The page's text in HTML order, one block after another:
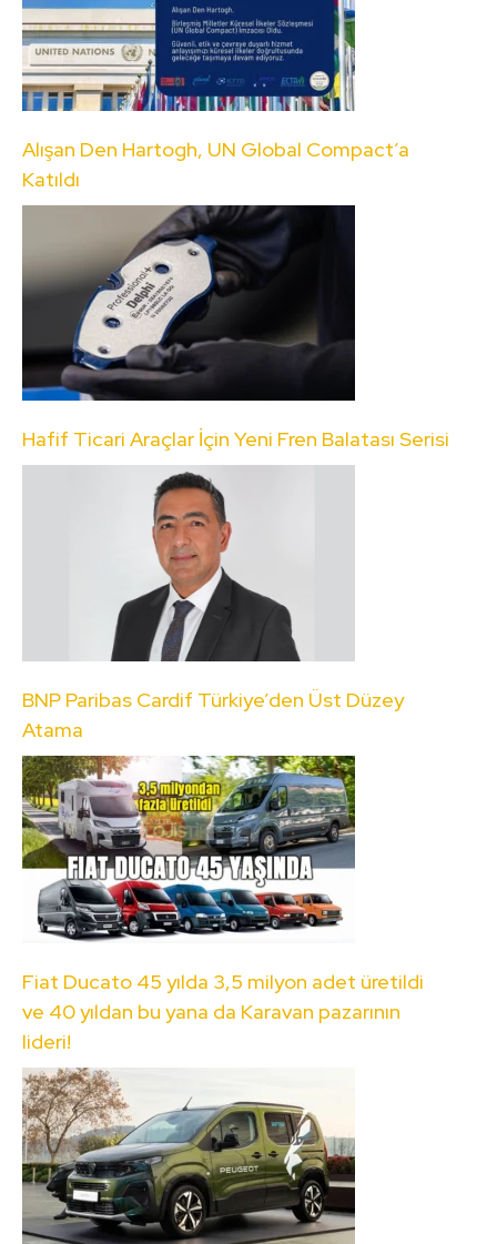
Alışan Den Hartogh, UN Global Compact’a
Katıldı
Hafif Ticari Araçlar İçin Yeni Fren Balatası Serisi
BNP Paribas Cardif Türkiye’den Üst Düzey
Atama
Fiat Ducato 45 yılda 3,5 milyon adet üretildi
ve 40 yıldan bu yana da Karavan pazarının
lideri!